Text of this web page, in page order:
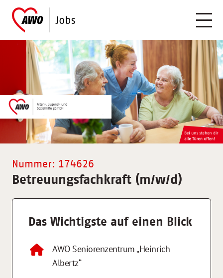
Nummer: 174626
Betreuungsfachkraft (m/w/d)
Das Wichtigste auf einen Blick
AWO Seniorenzentrum „Heinrich
Albertz“